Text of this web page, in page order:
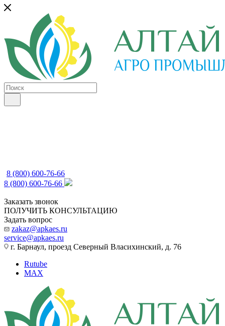
8 (800) 600-76-66
8 (800) 600-76-66
Заказать звонок
ПОЛУЧИТЬ КОНСУЛЬТАЦИЮ
Задать вопрос
zakaz@apkaes.ru
service@apkaes.ru
г. Барнаул, проезд Северный Власихинский, д. 76
Rutube
MAX